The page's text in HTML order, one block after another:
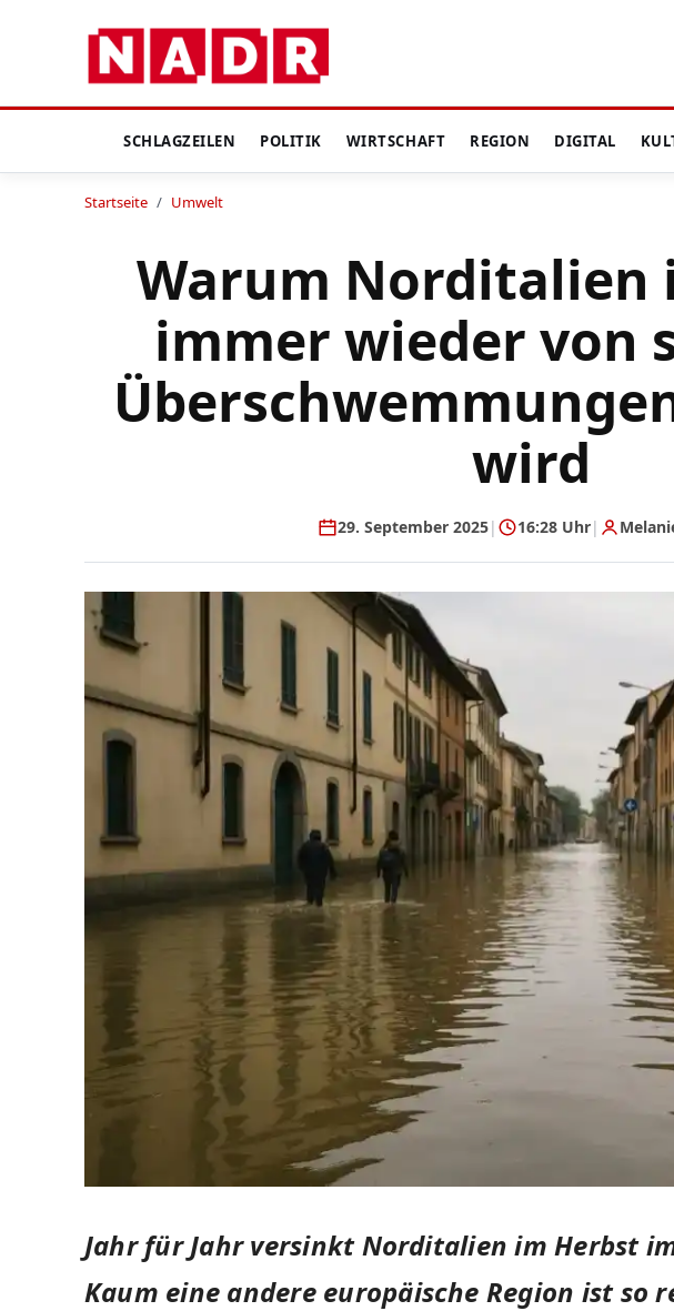
SCHLAGZEILEN POLITIK WIRTSCHAFT REGION DIGITAL
Startseite / Umwelt
Warum Norditalien
immer wieder von
wird
29. September 2025| 16:28 Uhr|
Jahr für Jahr versinkt Norditalien im Herbst
Kaum eine andere europäische Region ist so